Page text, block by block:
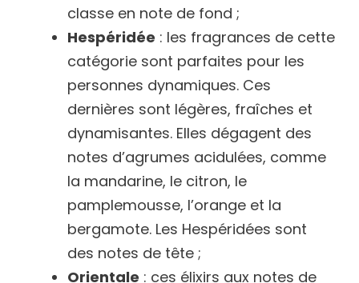
classe en note de fond ;
Hespéridée : les fragrances de cette
catégorie sont parfaites pour les
personnes dynamiques. Ces
dernières sont légères, fraîches et
dynamisantes. Elles dégagent des
notes d’agrumes acidulées, comme
la mandarine, le citron, le
pamplemousse, l’orange et la
bergamote. Les Hespéridées sont
des notes de tête ;
Orientale : ces élixirs aux notes de